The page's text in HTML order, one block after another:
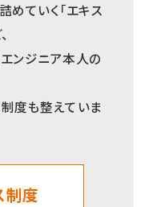
めていく「エキス
ンジニア本人の
度も整えていま
制度